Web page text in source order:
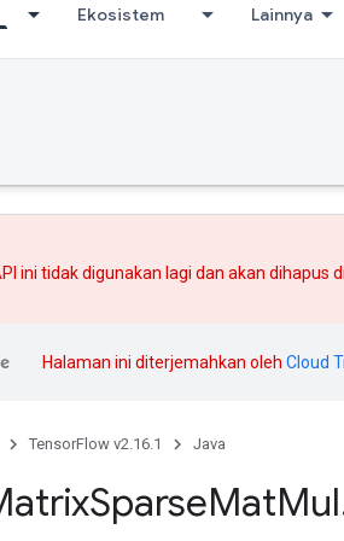
Ekosistem Lainnya
ini tidak digunakan lagi dan akan dihapus
Halaman ini diterjemahkan oleh Cloud
TensorFlow v2.16.1 Java
SparseMatMul